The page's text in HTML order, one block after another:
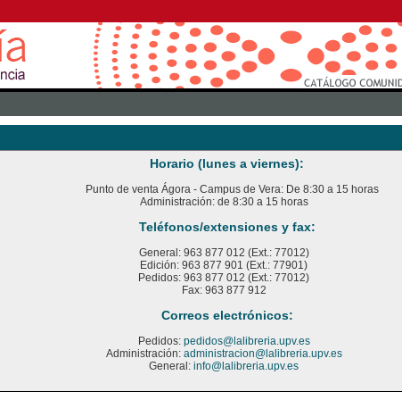
Horario (lunes a viernes):
Punto de venta Ágora - Campus de Vera: De 8:30 a 15 horas
Administración: de 8:30 a 15 horas
Teléfonos/extensiones y fax:
General: 963 877 012 (Ext.: 77012)
Edición: 963 877 901 (Ext.: 77901)
Pedidos: 963 877 012 (Ext.: 77012)
Fax: 963 877 912
Correos electrónicos:
Pedidos: pedidos@lalibreria.upv.es
Administración: administracion@lalibreria.upv.es
General: info@lalibreria.upv.es